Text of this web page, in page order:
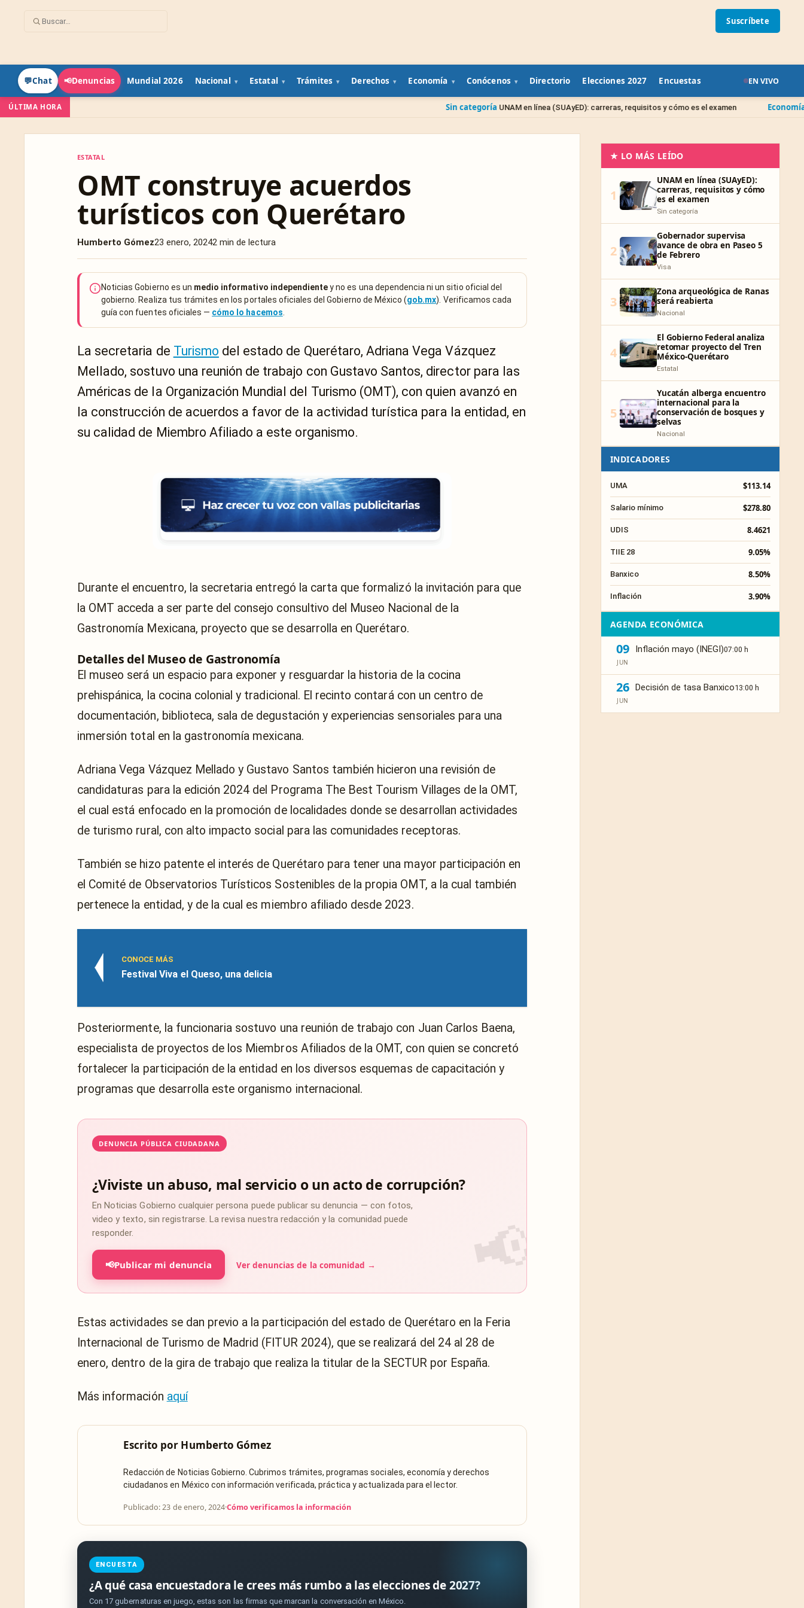
Suscríbete
💬Chat 📢Denuncias Mundial 2026 Nacional Estatal Trámites Derechos Economía Conócenos Directorio Elecciones 2027 Encuestas EN VIVO
ÚLTIMA HORA UNAM en línea (SUAyED): carreras, requisitos y cómo es el examen Economía FOVISSSTE
ESTATAL
OMT construye acuerdos
turísticos con Querétaro
Humberto Gómez23 enero, 20242 min de lectura
Noticias Gobierno es un medio informativo independientey no es una dependencia ni un sitio oficial del
gobierno. Realiza tus trámites en los portales oficiales del Gobierno de México (gob.mx). Verificamos cada
guía con fuentes oficiales — cómo lo hacemos
La secretaria de Turismo del estado de Querétaro, Adriana Vega Vázquez
Mellado, sostuvo una reunión de trabajo con Gustavo Santos, director para las
Américas de la Organización Mundial del Turismo (OMT), con quien avanzó en
la construcción de acuerdos a favor de la actividad turística para la entidad, en
su calidad de Miembro Afiliado a este organismo.
Durante el encuentro, la secretaria entregó la carta que formalizó la invitación para que
la OMT acceda a ser parte del consejo consultivo del Museo Nacional de la
Gastronomía Mexicana, proyecto que se desarrolla en Querétaro.
Detalles del Museo de Gastronomía
El museo será un espacio para exponer y resguardar la historia de la cocina
prehispánica, la cocina colonial y tradicional. El recinto contará con un centro de
documentación, biblioteca, sala de degustación y experiencias sensoriales para una
inmersión total en la gastronomía mexicana.
Adriana Vega Vázquez Mellado y Gustavo Santos también hicieron una revisión de
candidaturas para la edición 2024 del Programa The Best Tourism Villages de la OMT,
el cual está enfocado en la promoción de localidades donde se desarrollan actividades
de turismo rural, con alto impacto social para las comunidades receptoras.
También se hizo patente el interés de Querétaro para tener una mayor participación en
el Comité de Observatorios Turísticos Sostenibles de la propia OMT, a la cual también
pertenece la entidad, y de la cual es miembro afiliado desde 2023.
CONOCE MÁS
Festival Viva el Queso, una delicia
Posteriormente, la funcionaria sostuvo una reunión de trabajo con Juan Carlos Baena,
especialista de proyectos de los Miembros Afiliados de la OMT, con quien se concretó
fortalecer la participación de la entidad en los diversos esquemas de capacitación y
programas que desarrolla este organismo internacional.
DENUNCIA PÚBLICA CIUDADANA
¿Viviste un abuso, mal servicio o un acto de corrupción?
En Noticias Gobierno cualquier persona puede publicar su denuncia — con fotos,
video y texto, sin registrarse. La revisa nuestra redacción y la comunidad puede
responder.
📢Publicar mi denuncia Ver denuncias de la comunidad →
Estas actividades se dan previo a la participación del estado de Querétaro en la Feria
Internacional de Turismo de Madrid (FITUR 2024), que se realizará del 24 al 28 de
enero, dentro de la gira de trabajo que realiza la titular de la SECTUR por España.
Más información aquí
Escrito por Humberto Gómez
Redacción de Noticias Gobierno. Cubrimos trámites, programas sociales, economía y derechos
ciudadanos en México con información verificada, práctica y actualizada para el lector.
Publicado: 23 de enero, 2024·Cómo verificamos la información
ENCUESTA
¿A qué casa encuestadora le crees más rumbo a las elecciones de 2027?
Con 17 gubernaturas en juego, estas son las firmas que marcan la conversación en México.
★ LO MÁS LEÍDO
1
UNAM en línea (SUAyED):
carreras, requisitos y cómo
es el examen
Sin categoría
2
Gobernador supervisa
avance de obra en Paseo 5
de Febrero
Visa
3
Zona arqueológica de Ranas
será reabierta
Nacional
4
El Gobierno Federal analiza
retomar proyecto del Tren
México-Querétaro
Estatal
5
Yucatán alberga encuentro
internacional para la
conservación de bosques y
selvas
Nacional
INDICADORES
UMA $113.14
Salario mínimo $278.80
UDIS 8.4621
TIIE 28 9.05%
Banxico 8.50%
Inflación 3.90%
AGENDA ECONÓMICA
09
JUN
Inflación mayo (INEGI)07:00 h
26
JUN
Decisión de tasa Banxico13:00 h